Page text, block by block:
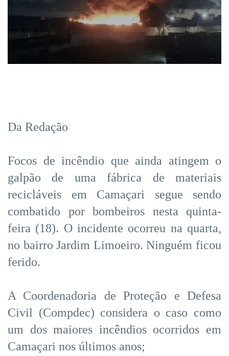
Da Redação
Focos de incêndio que ainda atingem o
galpão de uma fábrica de materiais
recicláveis em Camaçari segue sendo
combatido por bombeiros nesta quinta-
feira (18). O incidente ocorreu na quarta,
no bairro Jardim Limoeiro. Ninguém ficou
ferido.
A Coordenadoria de Proteção e Defesa
Civil (Compdec) considera o caso como
um dos maiores incêndios ocorridos em
Camaçari nos últimos anos;